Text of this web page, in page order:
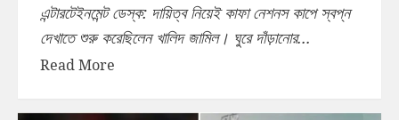
এন্টারটেইনমেন্ট ডেস্ক: দায়িত্ব নিয়েই কাফা নেশনস কাপে স্বপ্ন
দেখাতে শুরু করেছিলেন খালিদ জামিল। ঘুরে দাঁড়ানোর...
Read More